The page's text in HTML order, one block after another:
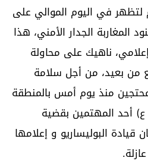
حوالي 1200 كلم لتظهر في اليوم الموالي على
المغاربة الجدار الأمني، هذا
ناهيك على محاولة
من بعيد، من أجل سلامة
منذ يوم أمس بالمنطقة
ع) أحد المهتمين بقضية
قيادة البوليساريو و إعلامها